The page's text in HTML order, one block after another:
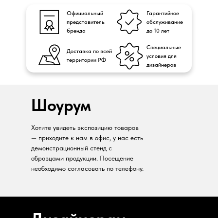
Официальный
представитель
бренда
Доставка по всей
территории РФ
Гарантийное
обслуживание
до 10 лет
Специальные
условия для
дизайнеров
Шоурум
Хотите увидеть экспозицию товаров
— приходите к нам в офис, у нас есть
демонстрационный стенд с
образцами продукции. Посещение
необходимо согласовать по телефону.